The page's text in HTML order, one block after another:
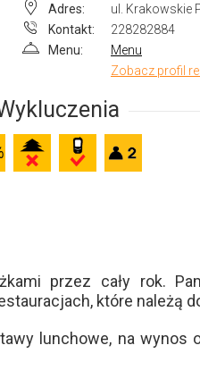
Adres:
ul. Krakowskie
Kontakt:
228282884
Menu:
Menu
Zobacz profil
przez cały rok.
które należą
lunchowe, na wynos